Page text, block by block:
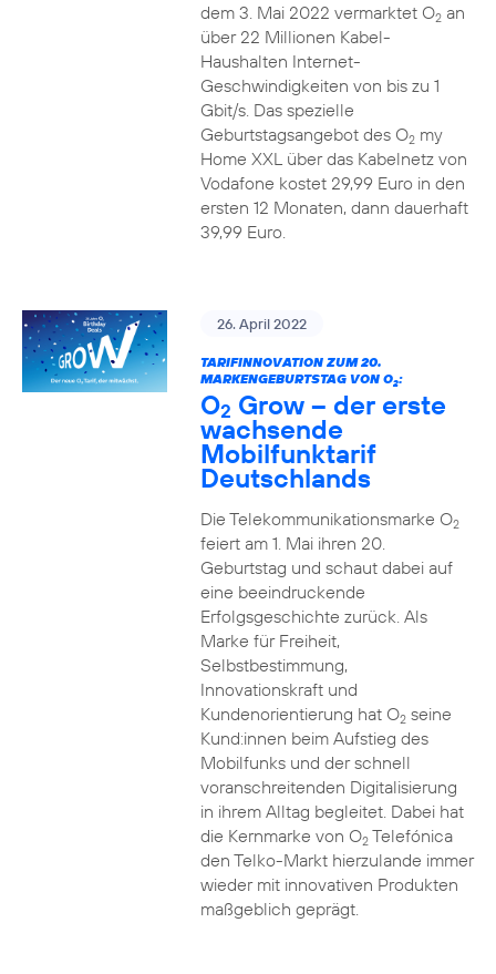
dem 3. Mai 2022 vermarktet O2an
über 22 Millionen Kabel-
Haushalten Internet-
Geschwindigkeiten von bis zu 1
Gbit/s. Das spezielle
Geburtstagsangebot des O2my
Home XXL über das Kabelnetz von
Vodafone kostet 29,99 Euro in den
ersten 12 Monaten, dann dauerhaft
39,99 Euro.
26. April 2022
TARIFINNOVATION ZUM 20.
MARKENGEBURTSTAG VON O2:
O2 Grow – der erste
wachsende
Mobilfunktarif
Deutschlands
Die Telekommunikationsmarke O2
feiert am 1. Mai ihren 20.
Geburtstag und schaut dabei auf
eine beeindruckende
Erfolgsgeschichte zurück. Als
Marke für Freiheit,
Selbstbestimmung,
Innovationskraft und
Kundenorientierung hat O2seine
Kund:innen beim Aufstieg des
Mobilfunks und der schnell
voranschreitenden Digitalisierung
in ihrem Alltag begleitet. Dabei hat
die Kernmarke von O2Telefónica
den Telko-Markt hierzulande immer
wieder mit innovativen Produkten
maßgeblich geprägt.